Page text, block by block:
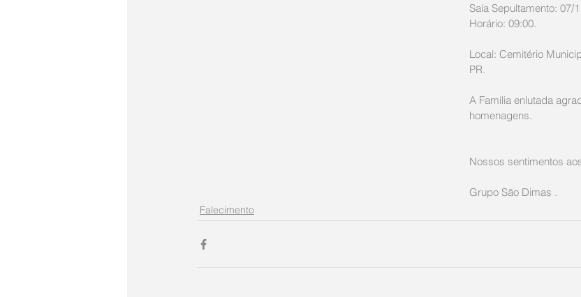
Saía Sepultamento: 07/
Horário: 09:00.
Local: Cemitério
PR.
A Família enlutada
homenagens.
Nossos sentimentos
Grupo São Dimas .
Falecimento